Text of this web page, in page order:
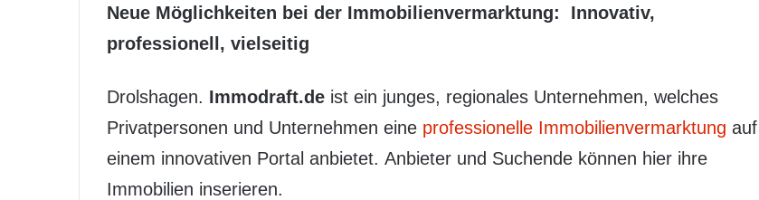
Neue Möglichkeiten bei der Immobilienvermarktung: Innovativ,
professionell, vielseitig
Drolshagen. Immodraft.de ist ein junges, regionales Unternehmen, welches
Privatpersonen und Unternehmen eine professionelle Immobilienvermarktung auf
einem innovativen Portal anbietet. Anbieter und Suchende können hier ihre
Immobilien inserieren.